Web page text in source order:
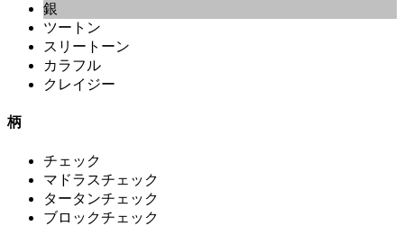
銀
ツートン
スリートーン
カラフル
クレイジー
柄
チェック
マドラスチェック
タータンチェック
ブロックチェック